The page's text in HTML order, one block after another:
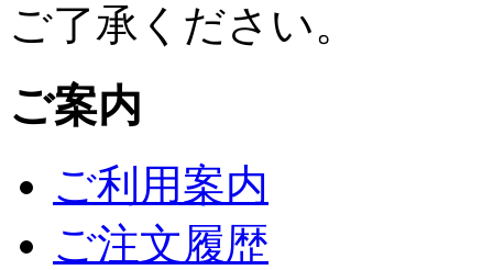
ご了承ください。
ご案内
ご利用案内
ご注文履歴